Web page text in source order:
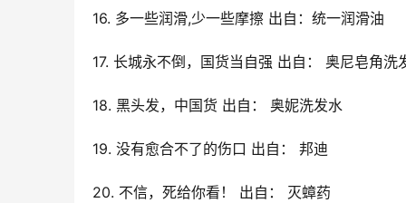
16. 多一些润滑,少一些摩擦 出自：统一润滑油
17. 长城永不倒，国货当自强 出自： 奥尼皂角洗
18. 黑头发，中国货 出自： 奥妮洗发水
19. 没有愈合不了的伤口 出自： 邦迪
20. 不信，死给你看！ 出自： 灭蟑药